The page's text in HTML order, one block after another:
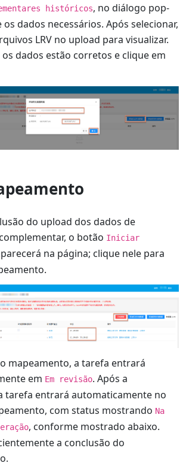
históricos, no diálogo pop-
os dados necessários. Após selecionar,
LRV no upload para visualizar.
dados estão corretos e clique em
do upload dos dados de
o botão Iniciar
na página; clique nele para
mapeamento, a tarefa entrará
em Em revisão. Após a
tarefa entrará automaticamente no
com status mostrando Na
, conforme mostrado abaixo.
a conclusão do